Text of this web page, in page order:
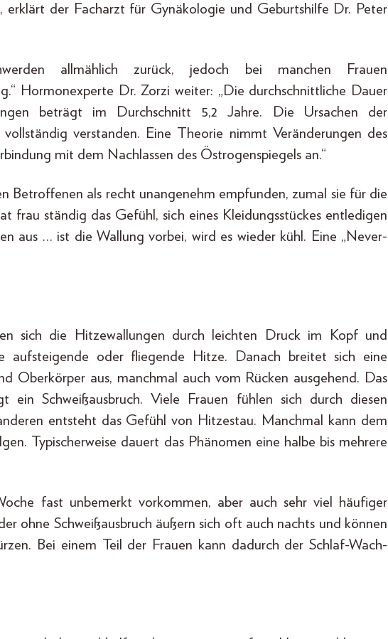
erklärt der Facharzt für Gynäkologie und Geburtshilfe Dr. Peter
allmählich zurück, jedoch bei manchen Frauen
Hormonexperte Dr. Zorzi weiter: „Die durchschnittliche Dauer
beträgt im Durchschnitt 5,2 Jahre. Die Ursachen der
verstanden. Eine Theorie nimmt Veränderungen des
mit dem Nachlassen des Östrogenspiegels an.“
Betroffenen als recht unangenehm empfunden, zumal sie für die
frau ständig das Gefühl, sich eines Kleidungsstückes entledigen
aus … ist die Wallung vorbei, wird es wieder kühl. Eine „Never-
sich die Hitzewallungen durch leichten Druck im Kopf und
aufsteigende oder fliegende Hitze. Danach breitet sich eine
Oberkörper aus, manchmal auch vom Rücken ausgehend. Das
Schweißausbruch. Viele Frauen fühlen sich durch diesen
entsteht das Gefühl von Hitzestau. Manchmal kann dem
Typischerweise dauert das Phänomen eine halbe bis mehrere
fast unbemerkt vorkommen, aber auch sehr viel häufiger
ohne Schweißausbruch äußern sich oft auch nachts und können
Bei einem Teil der Frauen kann dadurch der Schlaf-Wach-